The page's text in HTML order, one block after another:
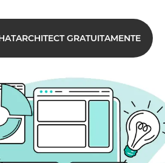
GRATUITAMENTE